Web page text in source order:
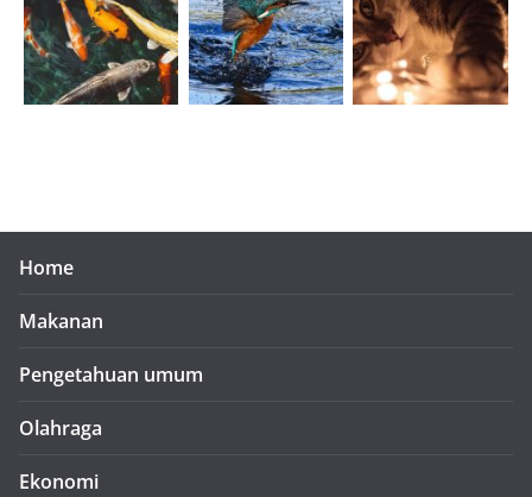
Home
Makanan
Pengetahuan umum
Olahraga
Ekonomi